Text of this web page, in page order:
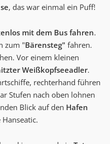
, das war einmal ein Puff!
mit dem Bus fahren.
zum "Bärensteg" fahren.
Vor einem kleinen
Weißkopfseeadler.
rechterhand führen
Stufen nach oben lohnen
Blick auf den Hafen